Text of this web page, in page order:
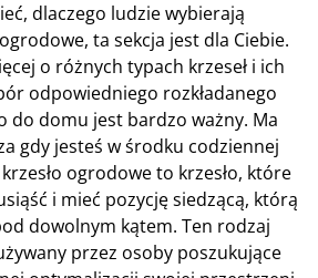
dlaczego ludzie wybierają
ta sekcja jest dla Ciebie.
o różnych typach krzeseł i ich
odpowiedniego rozkładanego
do domu jest bardzo ważny. Ma
gdy jesteś w środku codziennej
ogrodowe to krzesło, które
i mieć pozycję siedzącą, którą
dowolnym kątem. Ten rodzaj
przez osoby poszukujące